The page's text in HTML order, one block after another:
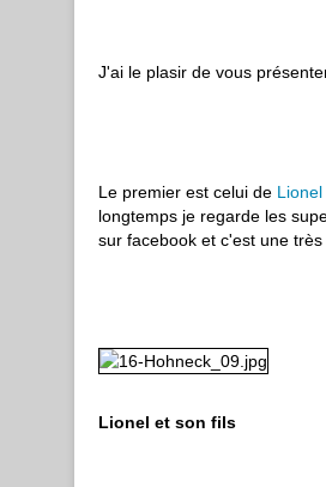
J'ai le plasir de vous
Le premier est celui de
longtemps je regarde les
sur facebook et c'est une
Lionel et son fils